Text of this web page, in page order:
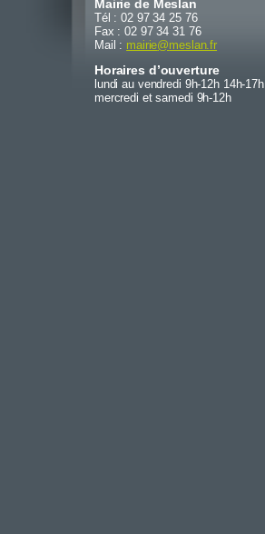
Mairie de Meslan
Tél : 02 97 34 25 76
Fax : 02 97 34 31 76
Mail : mairie@meslan.fr
Horaires d’ouverture
lundi au vendredi 9h-12h 14h-17h
mercredi et samedi 9h-12h